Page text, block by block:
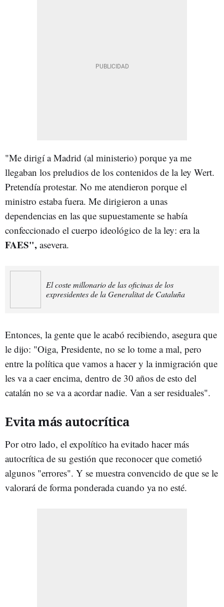
"Me dirigí a Madrid (al ministerio) porque ya me
llegaban los preludios de los contenidos de la ley Wert.
Pretendía protestar. No me atendieron porque el
ministro estaba fuera. Me dirigieron a unas
dependencias en las que supuestamente se había
confeccionado el cuerpo ideológico de la ley: era la
FAES", asevera.
El coste millonario de las oficinas de los
expresidentes de la Generalitat de Cataluña
Entonces, la gente que le acabó recibiendo, asegura que
le dijo: "Oiga, Presidente, no se lo tome a mal, pero
entre la política que vamos a hacer y la inmigración que
les va a caer encima, dentro de 30 años de esto del
catalán no se va a acordar nadie. Van a ser residuales".
Evita más autocrítica
Por otro lado, el expolítico ha evitado hacer más
autocrítica de su gestión que reconocer que cometió
algunos "errores". Y se muestra convencido de que se le
valorará de forma ponderada cuando ya no esté.